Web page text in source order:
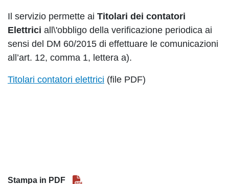
Il servizio permette ai Titolari dei contatori
Elettrici all\'obbligo della verificazione periodica ai
sensi del DM 60/2015 di effettuare le comunicazioni
all’art. 12, comma 1, lettera a).
Titolari contatori elettrici (file PDF)
Stampa in PDF